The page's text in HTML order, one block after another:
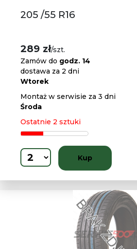
205 /55 R16
289 zł/szt.
Zamów do godz. 14
dostawa za 2 dni
Wtorek
Montaż w serwisie za 3 dni
Środa
Ostatnie 2 sztuki
Kup